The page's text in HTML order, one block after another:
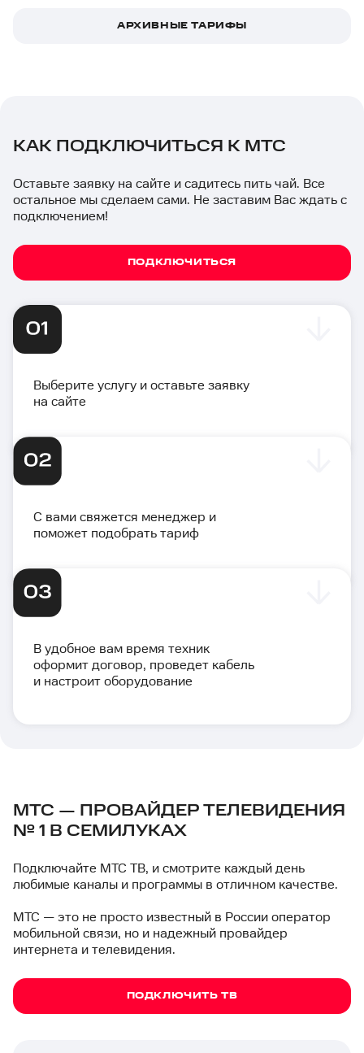
АРХИВНЫЕ ТАРИФЫ
КАК ПОДКЛЮЧИТЬСЯ К МТС
Оставьте заявку на сайте и садитесь пить чай. Все
остальное мы сделаем сами. Не заставим Вас ждать с
подключением!
ПОДКЛЮЧИТЬСЯ
Выберите услугу и оставьте заявку
на сайте
С вами свяжется менеджер и
поможет подобрать тариф
В удобное вам время техник
оформит договор, проведет кабель
и настроит оборудование
МТС — ПРОВАЙДЕР ТЕЛЕВИДЕНИЯ
№ 1 В СЕМИЛУКАХ
Подключайте МТС ТВ, и смотрите каждый день
любимые каналы и программы в отличном качестве.
МТС — это не просто известный в России оператор
мобильной связи, но и надежный провайдер
интернета и телевидения.
ПОДКЛЮЧИТЬ ТВ